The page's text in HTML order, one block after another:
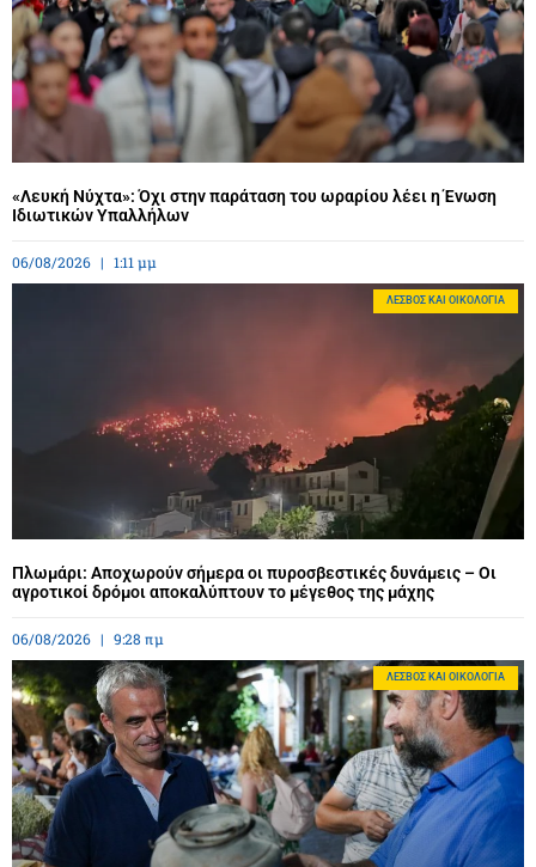
«Λευκή Νύχτα»: Όχι στην παράταση του ωραρίου λέει η Ένωση
Ιδιωτικών Υπαλλήλων
06/08/2026 1:11 μμ
ΛΈΣΒΟΣ ΚΑΙ ΟΙΚΟΛΟΓΊΑ
Πλωμάρι: Αποχωρούν σήμερα οι πυροσβεστικές δυνάμεις – Οι
αγροτικοί δρόμοι αποκαλύπτουν το μέγεθος της μάχης
06/08/2026 9:28 πμ
ΛΈΣΒΟΣ ΚΑΙ ΟΙΚΟΛΟΓΊΑ